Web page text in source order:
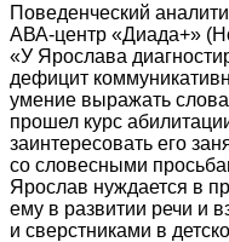
Поведенческий
АВА-центр «Диада+»
«У Ярослава
дефицит
умение выражать
прошел курс
заинтересовать его
со словесными
Ярослав нуждается в
ему в развитии речи и
и сверстниками в